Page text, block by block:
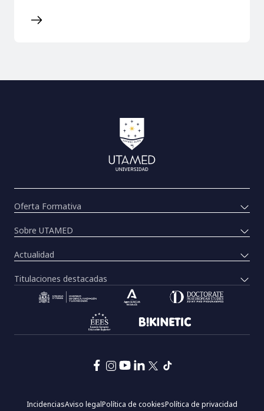
Oferta Formativa
Sobre UTAMED
Actualidad
Titulaciones destacadas
IncidenciasAviso legalPolítica de cookiesPolítica de privacidad